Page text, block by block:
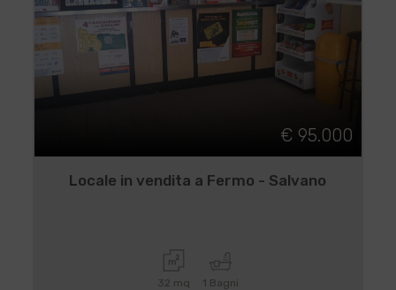
€ 95.000
Locale in vendita a Fermo - Salvano
32 mq 1 Bagni